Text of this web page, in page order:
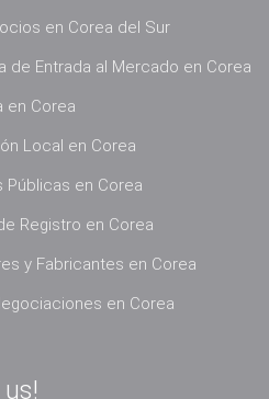
en Corea del Sur
de Entrada al Mercado en Corea
en Corea
Local en Corea
Públicas en Corea
Registro en Corea
y Fabricantes en Corea
en Corea